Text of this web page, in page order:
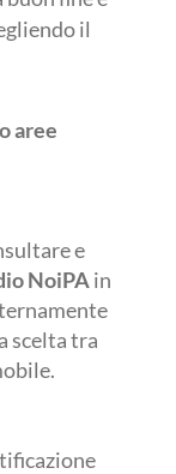
il
aree
e
NoiPA in
scelta tra